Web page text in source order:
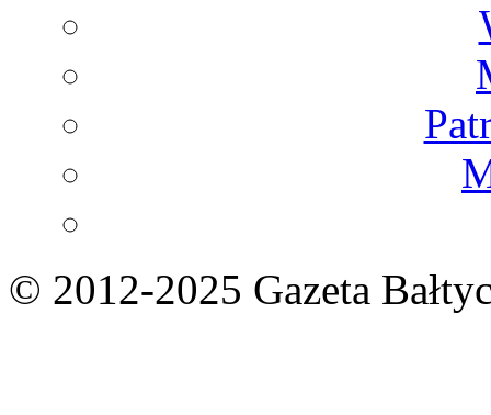
© 2012-2025 Gazeta